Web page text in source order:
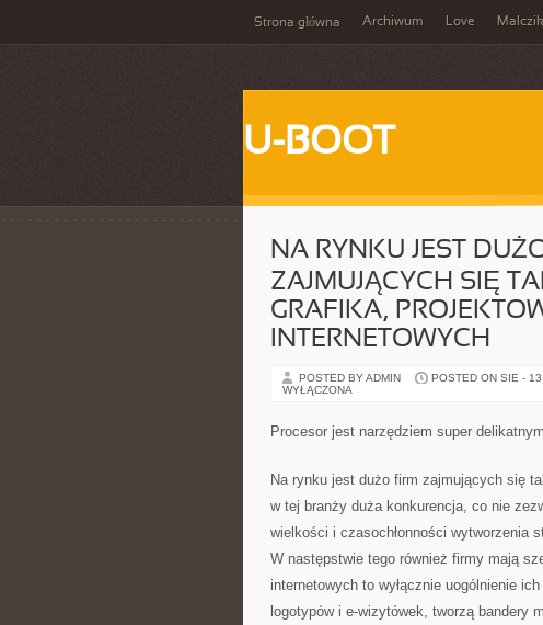
Strona główna Archiwum Love
U-BOOT
NA RYNKU JEST
ZAJMUJĄCYCH SIĘ
GRAFIKA,
INTERNETOWYCH
POSTED BY ADMIN POSTED ON SIE -
WYŁĄCZONA
Procesor jest narzędziem super
Na rynku jest dużo firm zajmujących się
w tej branży duża konkurencja, co nie
wielkości i czasochłonności wytworzenia
W następstwie tego również firmy mają
internetowych to wyłącznie uogólnienie
logotypów i e-wizytówek, tworzą bandery